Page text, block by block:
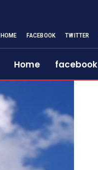
HOME FACEBOOK TWITTER
Home facebook